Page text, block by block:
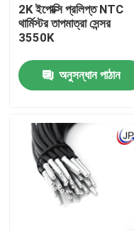
মান নিয়ন্ত্রণ
যোগাযোগ করুন
মেডিকেল তাপমাত্রা সেন্সর
সারফেস মাউন্ট তাপমাত্রা সেন্সর
2K ইপোক্সি প্রলিপ্ত NTC
থার্মিস্টর তাপমাত্রা সেন্সর
3550K
অনুসন্ধান পাঠান